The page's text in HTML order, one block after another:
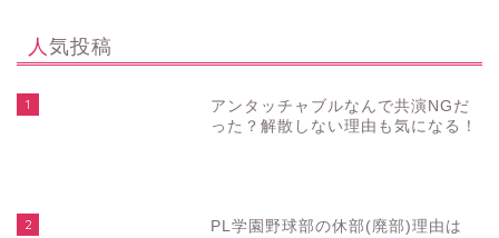
人気投稿
1
アンタッチャブルなんで共演NGだ
った？解散しない理由も気になる！
2
PL学園野球部の休部(廃部)理由は